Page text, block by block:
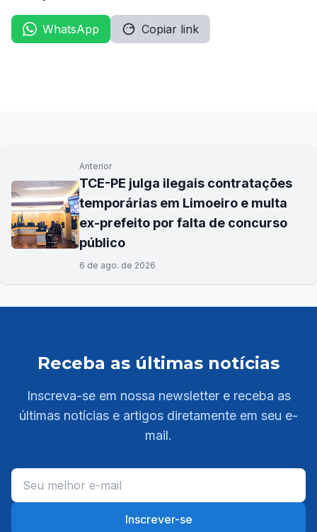
WhatsApp Copiar link
Anterior
TCE-PE julga ilegais contratações
temporárias em Limoeiro e multa
ex-prefeito por falta de concurso
público
6 de ago. de 2026
Receba as últimas notícias
Inscreva-se em nossa newsletter e receba as
últimas notícias e artigos diretamente em seu e-
mail.
Inscrever-se